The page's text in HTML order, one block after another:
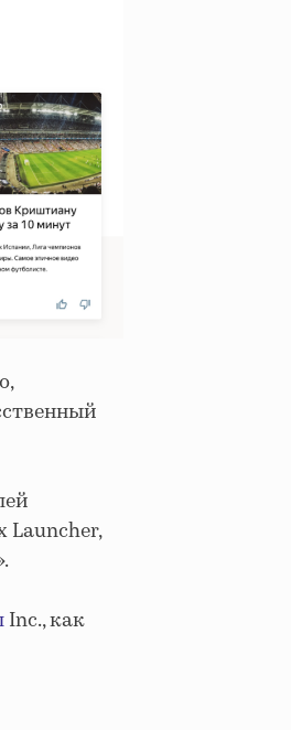
Launcher,
Inc., как